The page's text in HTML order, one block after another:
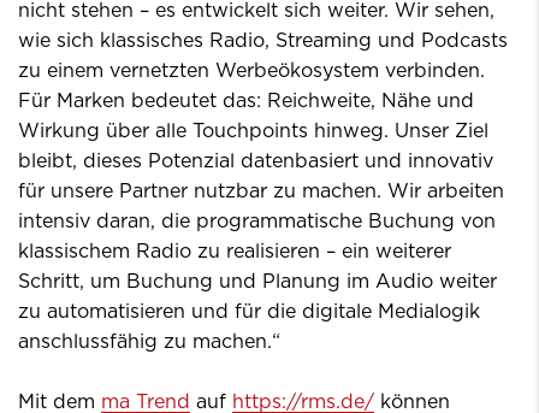
nicht stehen – es entwickelt sich weiter. Wir sehen,
wie sich klassisches Radio, Streaming und Podcasts
zu einem vernetzten Werbeökosystem verbinden.
Für Marken bedeutet das: Reichweite, Nähe und
Wirkung über alle Touchpoints hinweg. Unser Ziel
bleibt, dieses Potenzial datenbasiert und innovativ
für unsere Partner nutzbar zu machen. Wir arbeiten
intensiv daran, die programmatische Buchung von
klassischem Radio zu realisieren – ein weiterer
Schritt, um Buchung und Planung im Audio weiter
zu automatisieren und für die digitale Medialogik
anschlussfähig zu machen.“
Mit dem ma Trend auf https://rms.de/ können